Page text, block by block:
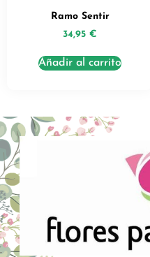
Ramo Sentir
34,95 €
Añadir al carrito